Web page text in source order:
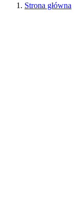
Strona główna